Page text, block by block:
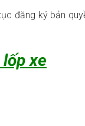
đăng ký bản
xe